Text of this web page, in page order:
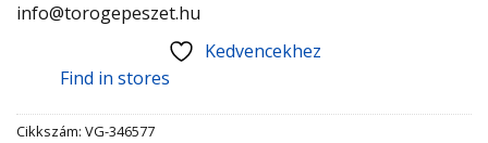
info@torogepeszet.hu
Kedvencekhez
Find in stores
Cikkszám: VG-346577